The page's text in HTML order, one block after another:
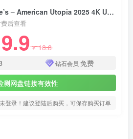
大卫·拜恩 David Byrne’s – American Utopia 2025 4K UHD [BDMV 80.2GB]
后查看
9.9￥18.8
钻石会员 免费
测网盘链接有效性
登录！建议登陆后购买，可保存购买订单